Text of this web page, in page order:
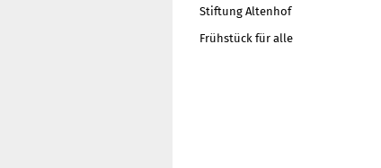
Stiftung Altenhof
Frühstück für alle